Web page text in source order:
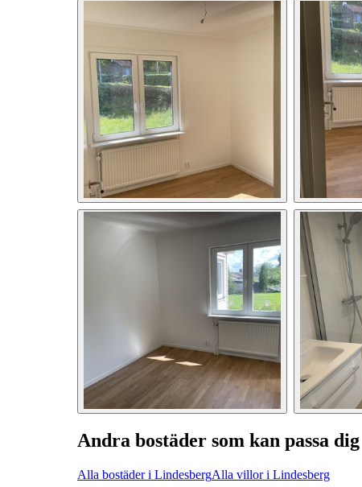
Andra bostäder som kan passa dig
Alla bostäder i LindesbergAlla villor i Lindesberg